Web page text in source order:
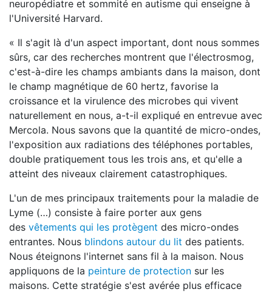
neuropédiatre et sommité en autisme qui enseigne à
l'Université Harvard.
« Il s'agit là d'un aspect important, dont nous sommes
sûrs, car des recherches montrent que l'électrosmog,
c'est-à-dire les champs ambiants dans la maison, dont
le champ magnétique de 60 hertz, favorise la
croissance et la virulence des microbes qui vivent
naturellement en nous, a-t-il expliqué en entrevue avec
Mercola. Nous savons que la quantité de micro-ondes,
l'exposition aux radiations des téléphones portables,
double pratiquement tous les trois ans, et qu'elle a
atteint des niveaux clairement catastrophiques.
L'un de mes principaux traitements pour la maladie de
Lyme (…) consiste à faire porter aux gens
des vêtements qui les protègent des micro-ondes
entrantes. Nous blindons autour du lit des patients.
Nous éteignons l'internet sans fil à la maison. Nous
appliquons de la peinture de protection sur les
maisons. Cette stratégie s'est avérée plus efficace